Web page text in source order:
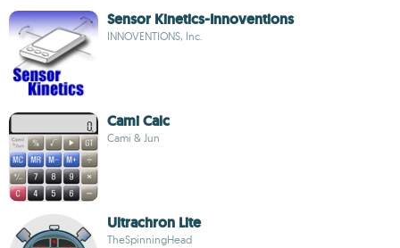
Sensor Kinetics-Innoventions
INNOVENTIONS, Inc.
Cami Calc
Cami & Jun
Ultrachron Lite
TheSpinningHead